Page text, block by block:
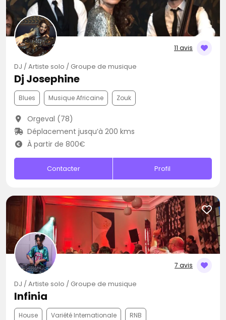
11 avis
DJ / Artiste solo / Groupe de musique
Dj Josephine
Blues Musique Africaine Zouk
Orgeval (78)
Déplacement jusqu’à 200 kms
À partir de 800€
Contacter Profil
7 avis
DJ / Artiste solo / Groupe de musique
Infinia
House Variété Internationale RNB